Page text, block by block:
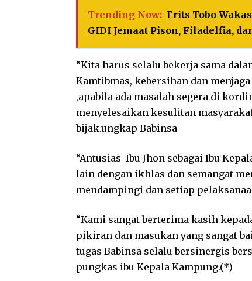
Trending Now: Frits Tobo
GIDI Jemaat Pison, Filadelfia,
“Kita harus selalu bekerja sama
Kamtibmas, kebersihan dan
,apabila ada masalah segera di
menyelesaikan kesulitan
bijak.ungkap Babinsa
“Antusias Ibu Jhon sebagai Ibu
lain dengan ikhlas dan semangat
mendampingi dan setiap
“Kami sangat berterima kasih
pikiran dan masukan yang sangat
tugas Babinsa selalu bersinergis
pungkas ibu Kepala Kampung.(*)